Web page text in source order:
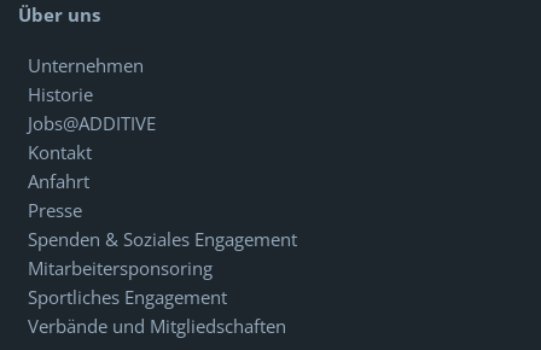
Über uns
Unternehmen
Historie
Jobs@ADDITIVE
Kontakt
Anfahrt
Presse
Spenden & Soziales Engagement
Mitarbeitersponsoring
Sportliches Engagement
Verbände und Mitgliedschaften